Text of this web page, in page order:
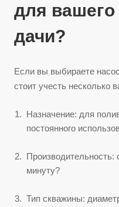
для
дачи?
Если вы выбираете
стоит учесть несколько
Назначение: для
постоянного
минуту?
Тип скважины: